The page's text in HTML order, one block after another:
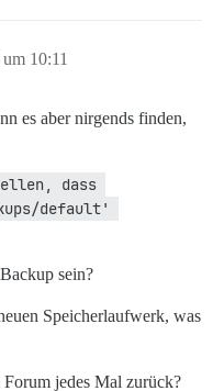
10:11
es aber nirgends finden,
dass
default'
sein?
Speicherlaufwerk, was
Forum jedes Mal zurück?